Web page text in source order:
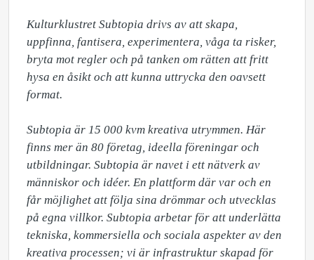
Kulturklustret Subtopia drivs av att skapa,
uppfinna, fantisera, experimentera, våga ta risker,
bryta mot regler och på tanken om rätten att fritt
hysa en åsikt och att kunna uttrycka den oavsett
format.
Subtopia är 15 000 kvm kreativa utrymmen. Här
finns mer än 80 företag, ideella föreningar och
utbildningar. Subtopia är navet i ett nätverk av
människor och idéer. En plattform där var och en
får möjlighet att följa sina drömmar och utvecklas
på egna villkor. Subtopia arbetar för att underlätta
tekniska, kommersiella och sociala aspekter av den
kreativa processen; vi är infrastruktur skapad för